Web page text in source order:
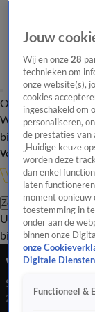
Overzicht Onze
Wandelgangen
bijwonenPodcast
Volg Vandaag Inside
Zoeken
Uitzendingen
bijwonen
Vandaag
Seizoen 6,
21 aug 2024, 21:34
Jouw
Wij en onze28
technieken om
onze website(s),
cookies
ingeschakeld om
personaliseren,
de prestaties van
„Huidige keuze
worden deze
dan enkel
laten
moment opnieuw
toestemming in
onder aan de
binnen onze
onze
Digitale
Functioneel &